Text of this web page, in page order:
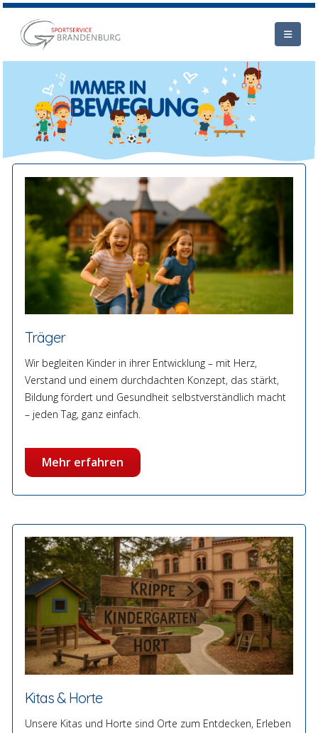
Träger
Wir begleiten Kinder in ihrer Entwicklung – mit Herz,
Verstand und einem durchdachten Konzept, das stärkt,
Bildung fördert und Gesundheit selbstverständlich macht
– jeden Tag, ganz einfach.
Mehr erfahren
Kitas & Horte
Unsere Kitas und Horte sind Orte zum Entdecken, Erleben